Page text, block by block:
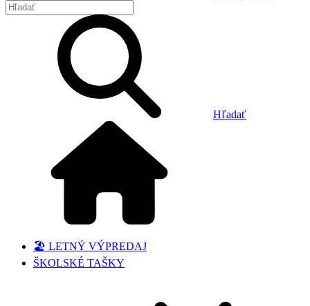
Hľadať
🏖️ LETNÝ VÝPREDAJ
ŠKOLSKÉ TAŠKY